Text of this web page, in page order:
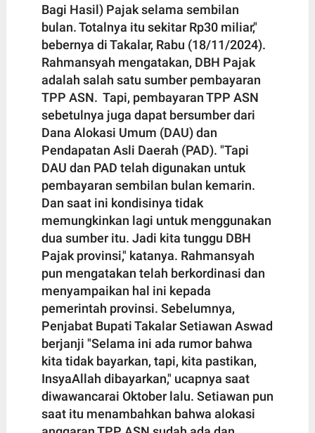
Bagi Hasil) Pajak selama sembilan
bulan. Totalnya itu sekitar Rp30 miliar,"
bebernya di Takalar, Rabu (18/11/2024).
Rahmansyah mengatakan, DBH Pajak
adalah salah satu sumber pembayaran
TPP ASN. Tapi, pembayaran TPP ASN
sebetulnya juga dapat bersumber dari
Dana Alokasi Umum (DAU) dan
Pendapatan Asli Daerah (PAD). "Tapi
DAU dan PAD telah digunakan untuk
pembayaran sembilan bulan kemarin.
Dan saat ini kondisinya tidak
memungkinkan lagi untuk menggunakan
dua sumber itu. Jadi kita tunggu DBH
Pajak provinsi," katanya. Rahmansyah
pun mengatakan telah berkordinasi dan
menyampaikan hal ini kepada
pemerintah provinsi. Sebelumnya,
Penjabat Bupati Takalar Setiawan Aswad
berjanji "Selama ini ada rumor bahwa
kita tidak bayarkan, tapi, kita pastikan,
InsyaAllah dibayarkan," ucapnya saat
diwawancarai Oktober lalu. Setiawan pun
saat itu menambahkan bahwa alokasi